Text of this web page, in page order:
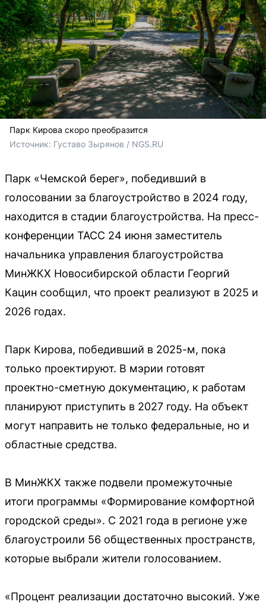
Парк Кирова скоро преобразится
Источник: Густаво Зырянов / NGS.RU
Парк «Чемской берег», победивший в
голосовании за благоустройство в 2024 году,
находится в стадии благоустройства. На пресс-
конференции ТАСС 24 июня заместитель
начальника управления благоустройства
МинЖКХ Новосибирской области Георгий
Кацин сообщил, что проект реализуют в 2025 и
2026 годах.
Парк Кирова, победивший в 2025-м, пока
только проектируют. В мэрии готовят
проектно-сметную документацию, к работам
планируют приступить в 2027 году. На объект
могут направить не только федеральные, но и
областные средства.
В МинЖКХ также подвели промежуточные
итоги программы «Формирование комфортной
городской среды». С 2021 года в регионе уже
благоустроили 56 общественных пространств,
которые выбрали жители голосованием.
«Процент реализации достаточно высокий. Уже